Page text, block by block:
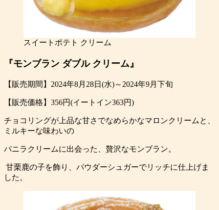
スイートポテト クリーム
『モンブラン ダブル クリーム』
【販売期間】2024年8月28日(水)～2024年9月下旬
【販売価格】356円(イートイン363円)
チョコリングが上品な甘さでなめらかなマロンクリームと、
ミルキーな味わいの
バニラクリームに出会った、贅沢なモンブラン。
甘栗鹿の子を飾り、パウダーシュガーでリッチに仕上げま
した。